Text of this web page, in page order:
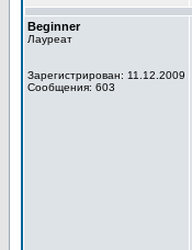
Beginner
Лауреат
Зарегистрирован: 11.12.2009
Сообщения: 603